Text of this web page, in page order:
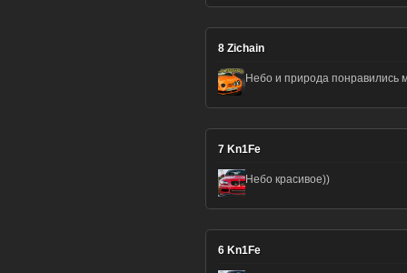
8 Zichain
Небо и природа понравились
7 Kn1Fe
Небо красивое))
6 Kn1Fe